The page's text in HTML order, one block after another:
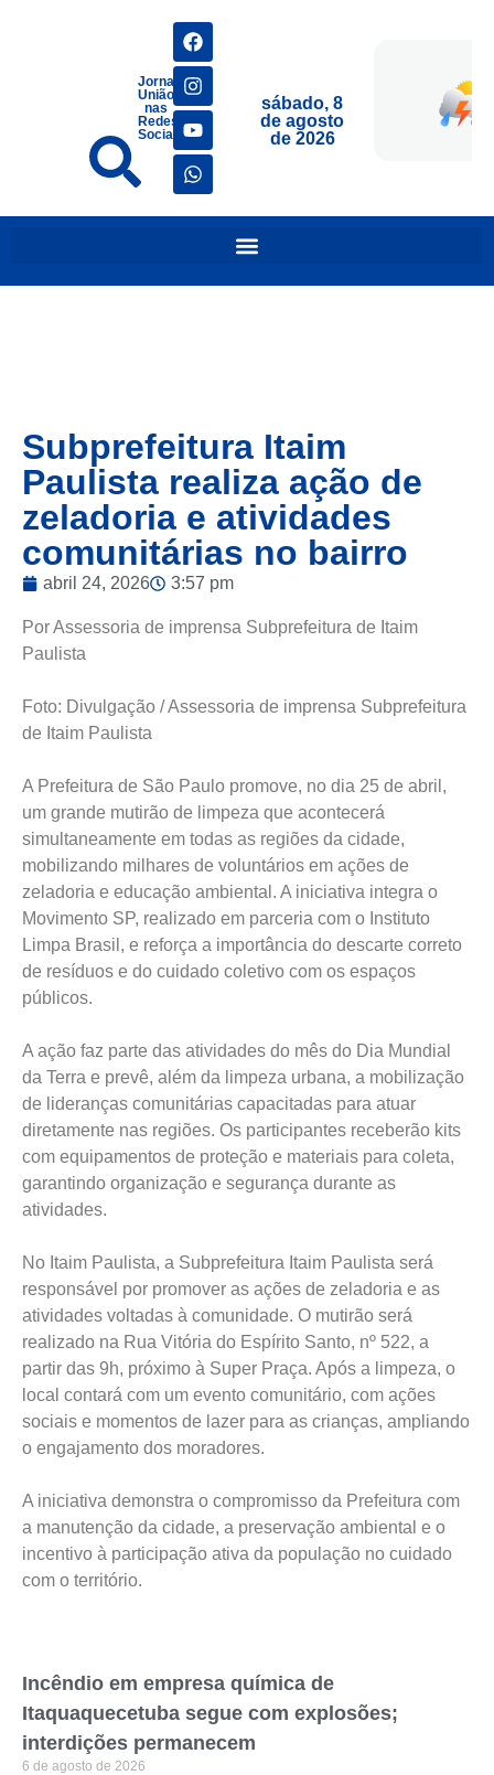
Jornais
União
nas
Redes
Sociais
sábado, 8
de agosto
de 2026
Subprefeitura Itaim
Paulista realiza ação de
zeladoria e atividades
comunitárias no bairro
abril 24, 2026 3:57 pm
Por Assessoria de imprensa Subprefeitura de Itaim
Paulista
Foto: Divulgação / Assessoria de imprensa Subprefeitura
de Itaim Paulista
A Prefeitura de São Paulo promove, no dia 25 de abril,
um grande mutirão de limpeza que acontecerá
simultaneamente em todas as regiões da cidade,
mobilizando milhares de voluntários em ações de
zeladoria e educação ambiental. A iniciativa integra o
Movimento SP, realizado em parceria com o Instituto
Limpa Brasil, e reforça a importância do descarte correto
de resíduos e do cuidado coletivo com os espaços
públicos.
A ação faz parte das atividades do mês do Dia Mundial
da Terra e prevê, além da limpeza urbana, a mobilização
de lideranças comunitárias capacitadas para atuar
diretamente nas regiões. Os participantes receberão kits
com equipamentos de proteção e materiais para coleta,
garantindo organização e segurança durante as
atividades.
No Itaim Paulista, a Subprefeitura Itaim Paulista será
responsável por promover as ações de zeladoria e as
atividades voltadas à comunidade. O mutirão será
realizado na Rua Vitória do Espírito Santo, nº 522, a
partir das 9h, próximo à Super Praça. Após a limpeza, o
local contará com um evento comunitário, com ações
sociais e momentos de lazer para as crianças, ampliando
o engajamento dos moradores.
A iniciativa demonstra o compromisso da Prefeitura com
a manutenção da cidade, a preservação ambiental e o
incentivo à participação ativa da população no cuidado
com o território.
Incêndio em empresa química de
Itaquaquecetuba segue com explosões;
interdições permanecem
6 de agosto de 2026